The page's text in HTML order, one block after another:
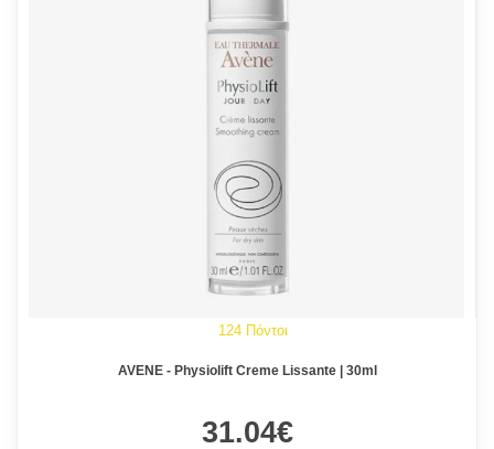
124 Πόντοι
AVENE - Physiolift Creme Lissante | 30ml
31.04€